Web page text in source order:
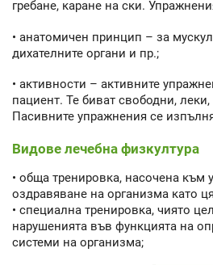
гребане, каране на ски.
• анатомичен принцип – за
дихателните органи и пр.;
• активности – активните
пациент. Те биват свободни,
Пасивните упражнения се
Видове лечебна физкултура
• обща тренировка, насочена към
оздравяване на организма като
• специална тренировка, чиято
нарушенията във функцията на
системи на организма;